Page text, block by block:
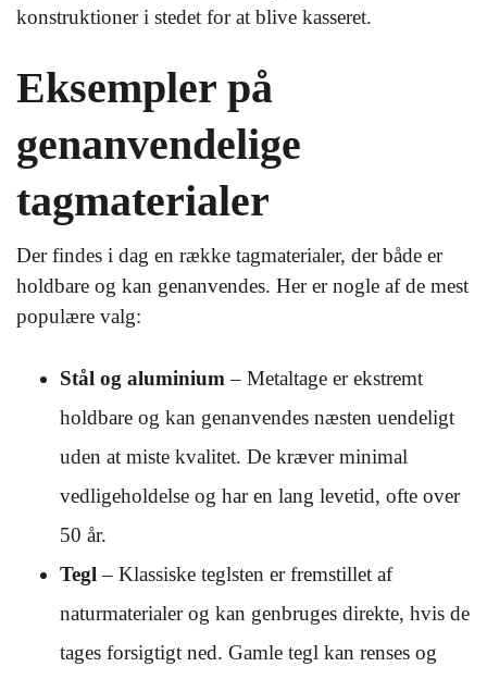
konstruktioner i stedet for at blive kasseret.
Eksempler på
genanvendelige
tagmaterialer
Der findes i dag en række tagmaterialer, der både er
holdbare og kan genanvendes. Her er nogle af de mest
populære valg:
Stål og aluminium – Metaltage er ekstremt
holdbare og kan genanvendes næsten uendeligt
uden at miste kvalitet. De kræver minimal
vedligeholdelse og har en lang levetid, ofte over
50 år.
Tegl – Klassiske teglsten er fremstillet af
naturmaterialer og kan genbruges direkte, hvis de
tages forsigtigt ned. Gamle tegl kan renses og